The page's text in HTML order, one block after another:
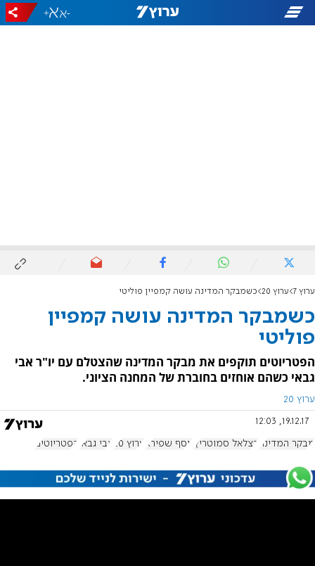
-
+
ערוץ 7 ערוץ 20 כשמבקר המדינה עושה קמפיין פוליטי
כשמבקר המדינה עושה קמפיין
פוליטי
הפטריוטים תוקפים את מבקר המדינה שהצטלם עם יו"ר אבי
גבאי כשהם אוחזים בחוברת של המחנה הציוני.
ערוץ 20
19.12.17, 12:03
מבקר המדינה בצלאל סמוטריץ' יוסף שפירא ערוץ 20 אבי גבאי הפטריוטים